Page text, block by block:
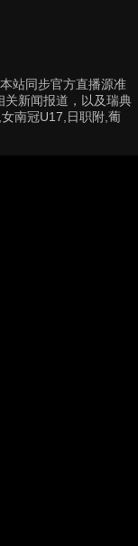
站同步官方直播源准
关新闻报道，以及瑞典
南冠U17,日职附,葡